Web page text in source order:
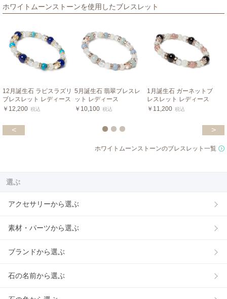
ホワイトムーンストーンを使用したブレスレット
12月誕生石 ラピスラズリ
ブレスレット レディース
￥12,200 税込
5月誕生石 翡翠ブレスレ
ット レディース
￥10,100 税込
1月誕生石 ガーネットブ
レスレット レディース
￥11,200 税込
< >
ホワイトムーンストーンのブレスレット一覧
選ぶ
アクセサリーから選ぶ
素材・パーツから選ぶ
ブランドから選ぶ
石の名前から選ぶ